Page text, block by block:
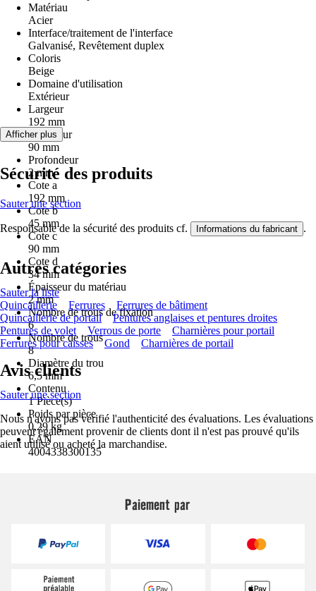
Matériau
Acier
Interface/traitement de l'interface
Galvanisé, Revêtement duplex
Coloris
Beige
Domaine d'utilisation
Extérieur
Largeur
192 mm
Longueur
90 mm
Profondeur
2 mm
Cote a
192 mm
Cote b
45 mm
Cote c
90 mm
Cote d
34 mm
Épaisseur du matériau
2 mm
Nombre de trous de fixation
6
Nombre de trous
8
Diamètre du trou
6,5 mm
Contenu
1 Pièce(s)
Poids par pièce
0,29 kg
EAN
4004338300135
Afficher plus
Sécurité des produits
Sauter une section
Responsable de la sécurité des produits cf. Informations du fabricant .
Autres catégories
Sauter la liste
Quincaillerie
Ferrures
Ferrures de bâtiment
Quincaillerie de portail
Pentures anglaises et pentures droites
Pentures de volet
Verrous de porte
Charnières pour portail
Ferrures pour caisses
Gond Charnières de portail
Avis clients
Sauter une section
Nous n'avons pas vérifié l'authenticité des évaluations. Les évaluations
peuvent également provenir de clients dont il n'est pas prouvé qu'ils
aient utilisé ou acheté la marchandise.
Paiement par